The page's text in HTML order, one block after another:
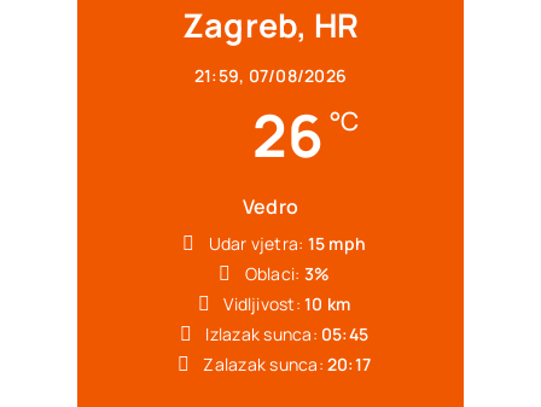
Zagreb, HR
21:59, 07/08/2026
26 °C
Vedro
Udar vjetra: 15 mph
Oblaci: 3%
Vidljivost: 10 km
Izlazak sunca: 05:45
Zalazak sunca: 20:17